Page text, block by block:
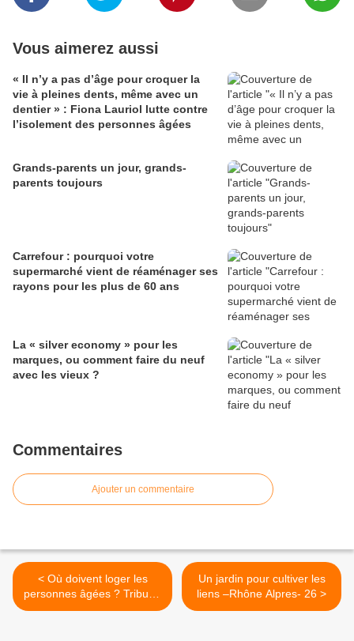
Vous aimerez aussi
« Il n’y a pas d’âge pour croquer la
vie à pleines dents, même avec un
dentier » : Fiona Lauriol lutte contre
l’isolement des personnes âgées
Grands-parents un jour, grands-
parents toujours
Carrefour : pourquoi votre
supermarché vient de réaménager ses
rayons pour les plus de 60 ans
La « silver economy » pour les
marques, ou comment faire du neuf
avec les vieux ?
Commentaires
Ajouter un commentaire
< Où doivent loger les
personnes âgées ? Tribune
libre de l’AD-PA
Un jardin pour cultiver les
liens –Rhône Alpres- 26 >